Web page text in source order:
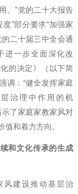
。”党的二十大报告
”部分要求“加强家
二十届三中全会通
进一步全面深化改
的决定》（以下简
调：“健全发挥家庭
治理中作用的机
了家庭家教家风对
值和着力方向。
和文化传承的生成
建设推动基层治